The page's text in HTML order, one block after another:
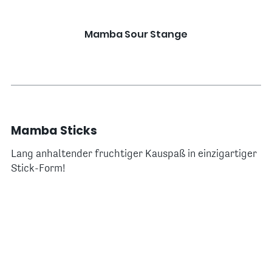
Mamba Sour Stange
Mamba Sticks
Lang anhaltender fruchtiger Kauspaß in einzigartiger
Stick-Form!